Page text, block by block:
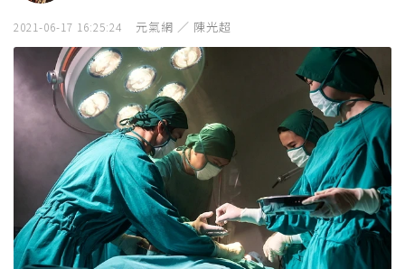
2021-06-17 16:25:24 元氣網 ／ 陳光超